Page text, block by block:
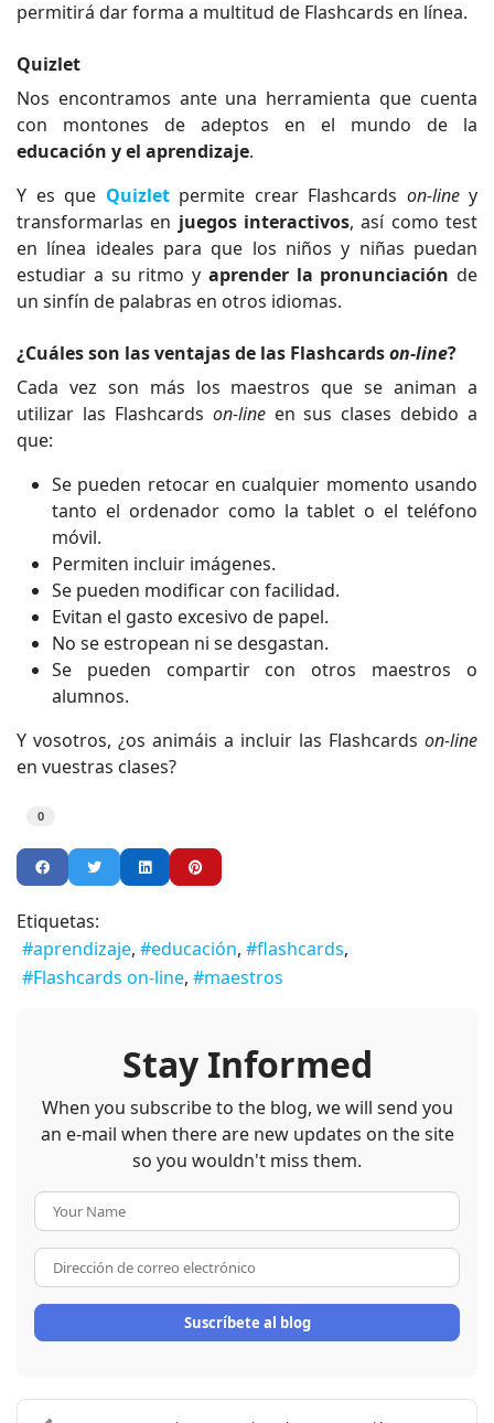
permitirá dar forma a multitud de Flashcards en línea.
Quizlet
Nos encontramos ante una herramienta que cuenta
con montones de adeptos en el mundo de la
educación y el aprendizaje.
Y es que Quizletpermite crear Flashcards on-liney
transformarlas en juegos interactivos, así como test
en línea ideales para que los niños y niñas puedan
estudiar a su ritmo y aprender la pronunciación de
un sinfín de palabras en otros idiomas.
¿Cuáles son las ventajas de las Flashcardson-line?
Cada vez son más los maestros que se animan a
utilizar las Flashcards on-lineen sus clases debido a
que:
Se pueden retocar en cualquier momento usando
tanto el ordenador como la tablet o el teléfono
móvil.
Permiten incluir imágenes.
Se pueden modificar con facilidad.
Evitan el gasto excesivo de papel.
No se estropean ni se desgastan.
Se pueden compartir con otros maestros o
alumnos.
Y vosotros, ¿os animáis a incluir las Flashcards on-line
en vuestras clases?
0
Etiquetas:
aprendizaje
educación
flashcards
Flashcards on-line
maestros
Stay Informed
When you subscribe to the blog, we will send you
an e-mail when there are new updates on the site
so you wouldn't miss them.
Dirección de correo
Suscríbete al blog